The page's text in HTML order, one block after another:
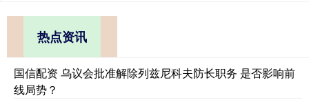
热点资讯
国信配资 乌议会批准解除列兹尼科夫防长职务 是否影响前
线局势？